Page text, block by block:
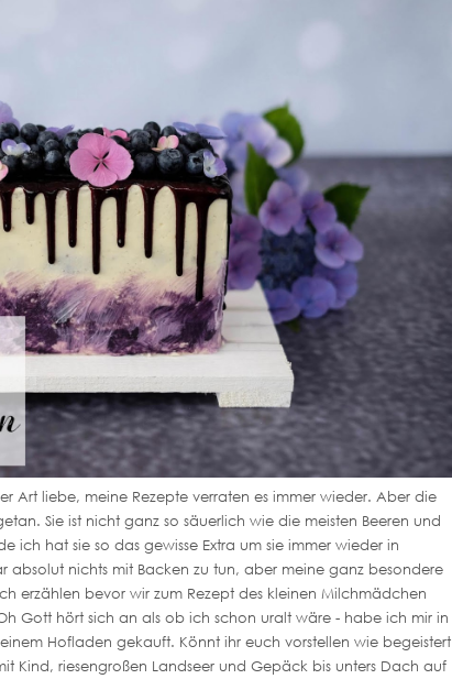
Art liebe, meine Rezepte verraten es immer wieder. Aber die
Sie ist nicht ganz so säuerlich wie die meisten Beeren und
ich hat sie so das gewisse Extra um sie immer wieder in
absolut nichts mit Backen zu tun, aber meine ganz besondere
erzählen bevor wir zum Rezept des kleinen Milchmädchen
Gott hört sich an als ob ich schon uralt wäre - habe ich mir in
Hofladen gekauft. Könnt ihr euch vorstellen wie begeistert
Kind, riesengroßen Landseer und Gepäck bis unters Dach auf